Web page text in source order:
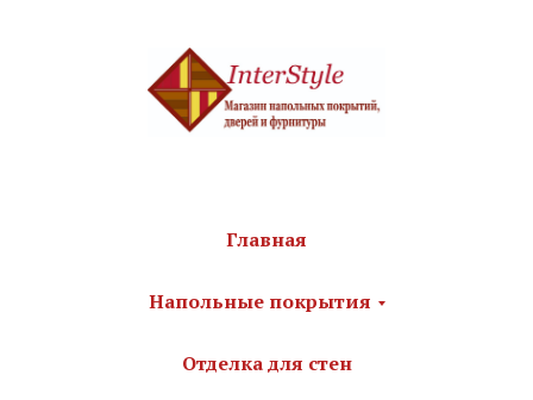
Главная
Напольные покрытия
Отделка для стен